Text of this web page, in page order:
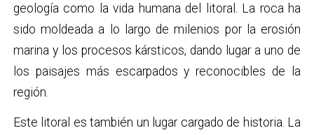
geología como la vida humana del litoral. La roca ha
sido moldeada a lo largo de milenios por la erosión
marina y los procesos kársticos, dando lugar a uno de
los paisajes más escarpados y reconocibles de la
región.
Este litoral es también un lugar cargado de historia. La